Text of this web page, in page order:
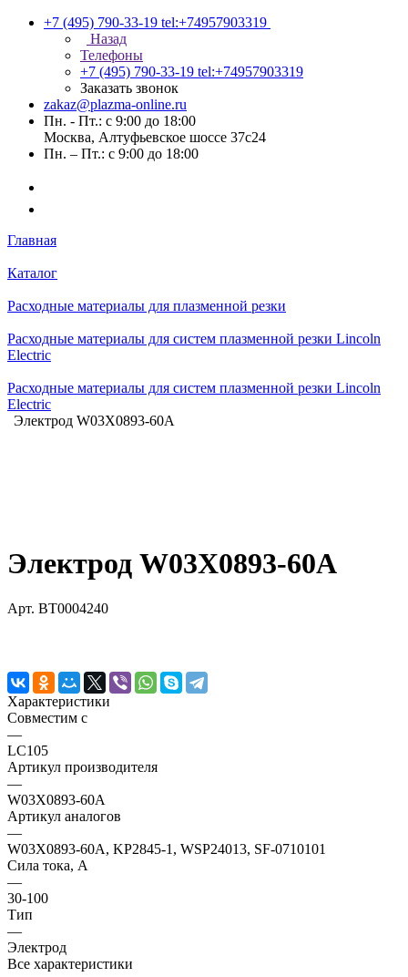
+7 (495) 790-33-19 tel:+74957903319
Назад
Телефоны
+7 (495) 790-33-19 tel:+74957903319
Заказать звонок
zakaz@plazma-online.ru
Пн. - Пт.: с 9:00 до 18:00
Москва, Алтуфьевское шоссе 37с24
Пн. – Пт.: с 9:00 до 18:00
Главная
Каталог
Расходные материалы для плазменной резки
Расходные материалы для систем плазменной резки Lincoln
Electric
Расходные материалы для систем плазменной резки Lincoln
Electric
Электрод W03X0893-60A
Электрод W03X0893-60A
Арт. BT0004240
Характеристики
Совместим с
—
LC105
Артикул производителя
—
W03X0893-60A
Артикул аналогов
—
W03X0893-60A, KP2845-1, WSP24013, SF-0710101
Сила тока, А
—
30-100
Тип
—
Электрод
Все характеристики